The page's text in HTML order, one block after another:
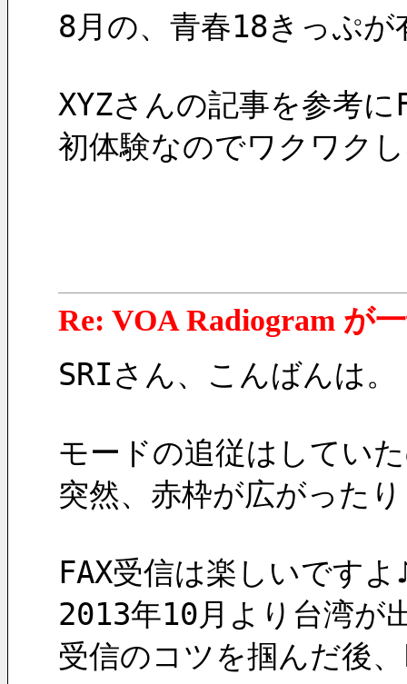
8月の、青春18きっぷ
XYZさんの記事を参考に
初体験なのでワクワク
Re: VOA Radiogram が
SRIさん、こんばんは
モードの追従はしてい
突然、赤枠が広がった
FAX受信は楽しいです
2013年10月より台湾が
受信のコツを掴んだ後